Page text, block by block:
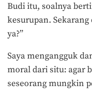
Budi itu, soalnya
kesurupan.
ya?”
Saya mengangguk
moral dari situ: agar
seseorang mungkin